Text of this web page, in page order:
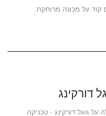
קוד על מכונה מרוחקת.
דורקינג
גוגל דורקינג - טכניקה